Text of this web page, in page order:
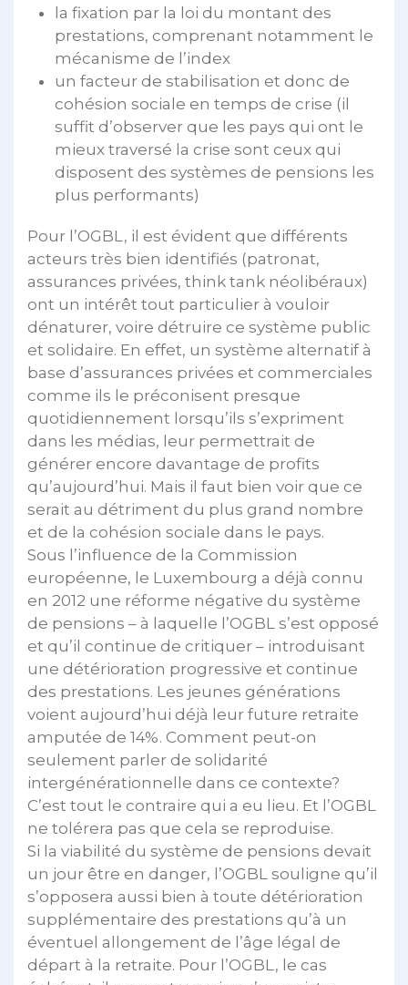
la fixation par la loi du montant des
prestations, comprenant notamment le
mécanisme de l’index
un facteur de stabilisation et donc de
cohésion sociale en temps de crise (il
suffit d’observer que les pays qui ont le
mieux traversé la crise sont ceux qui
disposent des systèmes de pensions les
plus performants)
Pour l’OGBL, il est évident que différents
acteurs très bien identifiés (patronat,
assurances privées, think tank néolibéraux)
ont un intérêt tout particulier à vouloir
dénaturer, voire détruire ce système public
et solidaire. En effet, un système alternatif à
base d’assurances privées et commerciales
comme ils le préconisent presque
quotidiennement lorsqu’ils s’expriment
dans les médias, leur permettrait de
générer encore davantage de profits
qu’aujourd’hui. Mais il faut bien voir que ce
serait au détriment du plus grand nombre
et de la cohésion sociale dans le pays.
Sous l’influence de la Commission
européenne, le Luxembourg a déjà connu
en 2012 une réforme négative du système
de pensions – à laquelle l’OGBL s’est opposé
et qu’il continue de critiquer – introduisant
une détérioration progressive et continue
des prestations. Les jeunes générations
voient aujourd’hui déjà leur future retraite
amputée de 14%. Comment peut-on
seulement parler de solidarité
intergénérationnelle dans ce contexte?
C’est tout le contraire qui a eu lieu. Et l’OGBL
ne tolérera pas que cela se reproduise.
Si la viabilité du système de pensions devait
un jour être en danger, l’OGBL souligne qu’il
s’opposera aussi bien à toute détérioration
supplémentaire des prestations qu’à un
éventuel allongement de l’âge légal de
départ à la retraite. Pour l’OGBL, le cas